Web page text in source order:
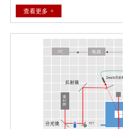
础上先后研制出了双光束系统和
有很大提高。百特在国内外率先
号是由傅里叶光学系统产生、接
头实现了散射光的全角度接收。
多光束技术的效果，还避免了多光
查看更多